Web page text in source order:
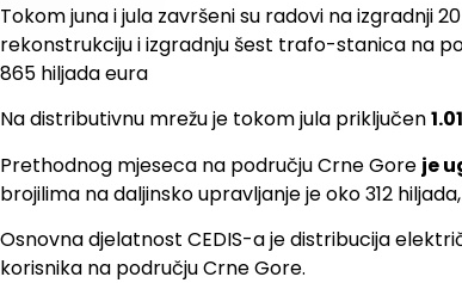
Tokom juna i jula završeni su radovi na izgradnji
rekonstrukciju i izgradnju šest trafo-stanica na
865 hiljada eura
Na distributivnu mrežu je tokom jula priključen
Prethodnog mjeseca na području Crne Gore je
brojilima na daljinsko upravljanje je oko 312
Osnovna djelatnost CEDIS-a je distribucija
korisnika na području Crne Gore.